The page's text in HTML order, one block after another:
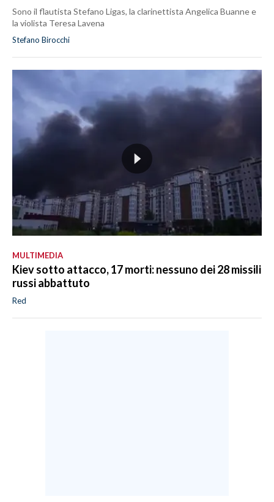
Sono il flautista Stefano Ligas, la clarinettista Angelica Buanne e
la violista Teresa Lavena
Stefano Birocchi
MULTIMEDIA
Kiev sotto attacco, 17 morti: nessuno dei 28 missili
russi abbattuto
Red